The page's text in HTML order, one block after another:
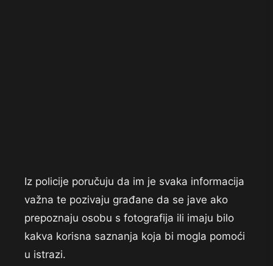
Iz policije poručuju da im je svaka informacija
važna te pozivaju građane da se jave ako
prepoznaju osobu s fotografija ili imaju bilo
kakva korisna saznanja koja bi mogla pomoći
u istrazi.